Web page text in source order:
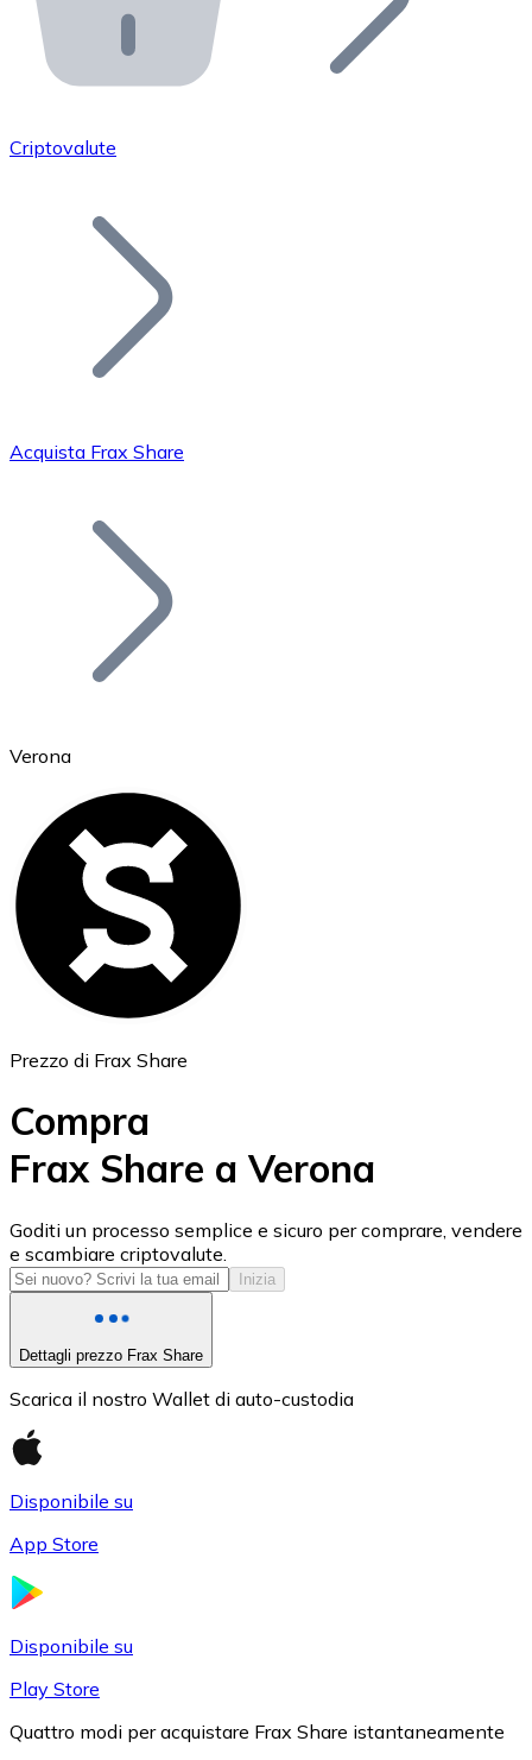
API Bitnovo
Integra la nostra API nel tuo ecosistema.
Unisciti alla nostra rete di rivenditori e
Aggiungi il token del tuo progetto al nostro servizio di
Bitcoin
Ethereum
USD Coin
USDC
Criptovalute
Acquista Frax Share
Verona
Prezzo di Frax Share
Compra
Frax Share a Verona
Goditi un processo semplice e sicuro per comprare, vendere
e scambiare criptovalute.
Inizia
Dettagli prezzo Frax Share
Scarica il nostro Wallet di auto-custodia
Disponibile su
App Store
Disponibile su
Play Store
Quattro modi per acquistare Frax Share istantaneamente